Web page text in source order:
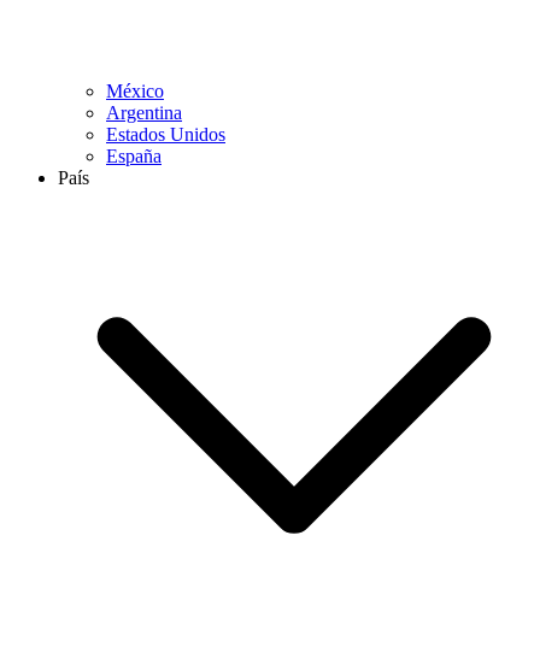
México
Argentina
Estados Unidos
España
País